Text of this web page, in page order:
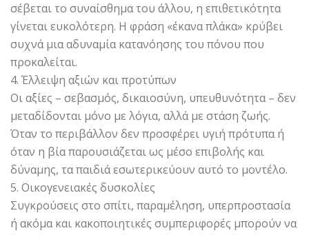
σέβεται το συναίσθημα του άλλου, η επιθετικότητα
γίνεται ευκολότερη. Η φράση «έκανα πλάκα» κρύβει
συχνά μια αδυναμία κατανόησης του πόνου που
προκαλείται.
4. Έλλειψη αξιών και προτύπων
Οι αξίες – σεβασμός, δικαιοσύνη, υπευθυνότητα – δεν
μεταδίδονται μόνο με λόγια, αλλά με στάση ζωής.
Όταν το περιβάλλον δεν προσφέρει υγιή πρότυπα ή
όταν η βία παρουσιάζεται ως μέσο επιβολής και
δύναμης, τα παιδιά εσωτερικεύουν αυτό το μοντέλο.
5. Οικογενειακές δυσκολίες
Συγκρούσεις στο σπίτι, παραμέληση, υπερπροστασία
ή ακόμα και κακοποιητικές συμπεριφορές μπορούν να